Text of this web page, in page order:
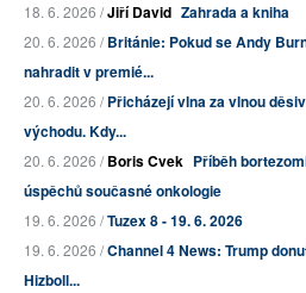
18. 6. 2026 /Jiří David Zahrada a kniha
20. 6. 2026 /Británie: Pokud se Andy
nahradit v premié...
20. 6. 2026 /Přicházejí vlna za vlnou
východu. Kdy...
20. 6. 2026 /Boris Cvek Příběh
úspěchů současné onkologie
19. 6. 2026 /Tuzex 8 - 19. 6. 2026
19. 6. 2026 /Channel 4 News: Trump
Hizboll...